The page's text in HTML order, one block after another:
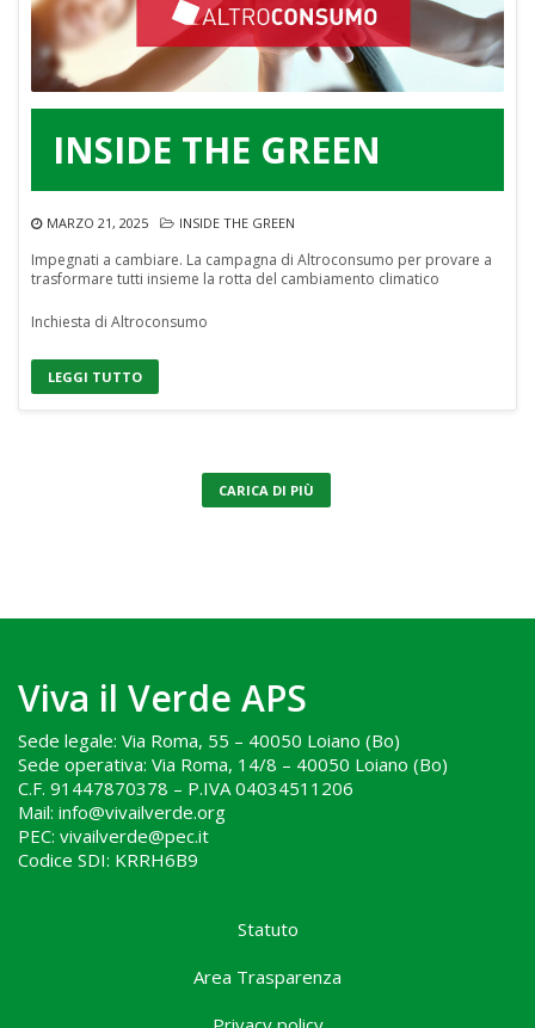
INSIDE THE GREEN
MARZO 21, 2025 INSIDE THE GREEN
Impegnati a cambiare. La campagna di Altroconsumo per provare a
trasformare tutti insieme la rotta del cambiamento climatico
Inchiesta di Altroconsumo
LEGGI TUTTO
CARICA DI PIÙ
Viva il Verde APS
Sede legale: Via Roma, 55 – 40050 Loiano (Bo)
Sede operativa: Via Roma, 14/8 – 40050 Loiano (Bo)
C.F. 91447870378 – P.IVA 04034511206
Mail: info@vivailverde.org
PEC: vivailverde@pec.it
Codice SDI: KRRH6B9
Statuto
Area Trasparenza